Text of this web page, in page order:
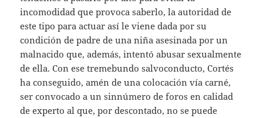
incomodidad que provoca saberlo, la autoridad de
este tipo para actuar así le viene dada por su
condición de padre de una niña asesinada por un
malnacido que, además, intentó abusar sexualmente
de ella. Con ese tremebundo salvoconducto, Cortés
ha conseguido, amén de una colocación vía carné,
ser convocado a un sinnúmero de foros en calidad
de experto al que, por descontado, no se puede